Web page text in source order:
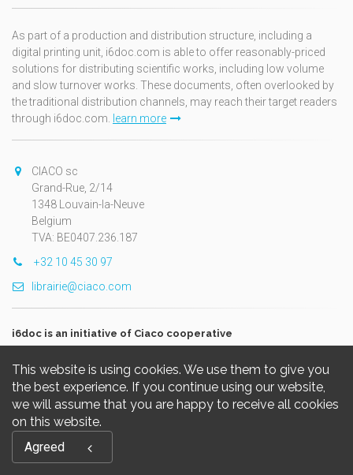
This website is using cookies. We use them to give you
the best experience. If you continue using our website,
we will assume that you are happy to receive all cookies
on this website.
Agreed
As part of a production and distribution structure, including a
digital printing unit, i6doc.com is able to offer reasonably-priced
solutions for distributing scientific works, including low volume
and slow turnover works. These documents, often overlooked by
the traditional distribution channels, may reach their target readers
through i6doc.com.
learn more
CIACO sc
Grand-Rue, 2/14
1348 Louvain-la-Neuve
Belgium
TVA: BE0407.236.187
+32 10 45 30 97
librairie@ciaco.com
i6doc is an initiative of Ciaco cooperative